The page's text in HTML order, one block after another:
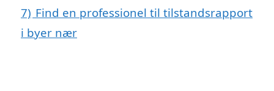
7) Find en professionel til tilstandsrapport
i byer nær